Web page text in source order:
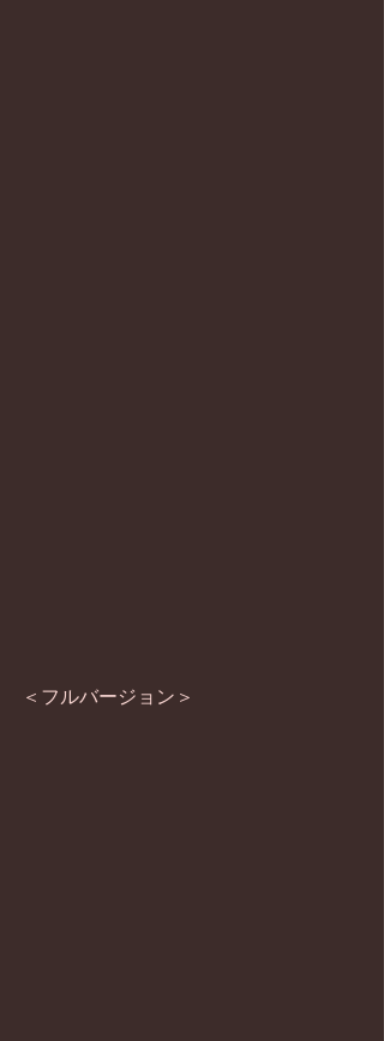
＜フルバージョン＞